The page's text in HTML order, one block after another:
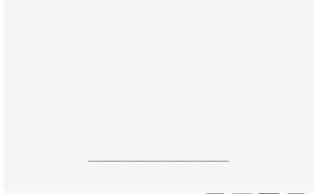
------------------------------------------------------------------